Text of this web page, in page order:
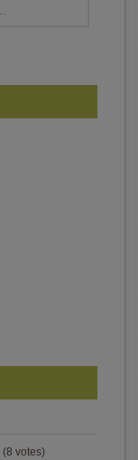
(8 votes)